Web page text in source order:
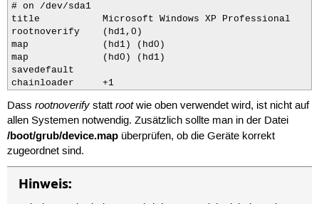
# on /dev/sda1
title           Microsoft Windows XP Professional
rootnoverify    (hd1,0)
map             (hd1) (hd0)
map             (hd0) (hd1)
savedefault
chainloader     +1
Dass rootnoverifystatt rootwie oben verwendet wird, ist nicht auf
allen Systemen notwendig. Zusätzlich sollte man in der Datei
/boot/grub/device.mapüberprüfen, ob die Geräte korrekt
zugeordnet sind.
Hinweis: